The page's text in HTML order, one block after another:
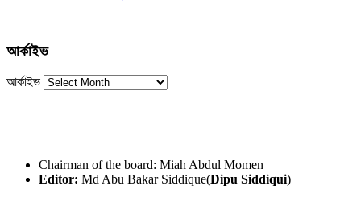
আর্কাইভ
আর্কাইভ
Chairman of the board: Miah Abdul Momen
Editor: Md Abu Bakar Siddique(Dipu Siddiqui)